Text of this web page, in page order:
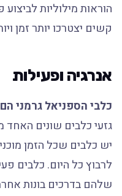
הוראות מילוליות
קשים יצטרכו יותר זמן
אנרגיה ופעילות
כלבי הספניאל גרמני
גזעי כלבים שונים האחד
יש כלבים שכל הזמן
לרבוץ כל היום. כלבים
שלהם בדרכים בונות